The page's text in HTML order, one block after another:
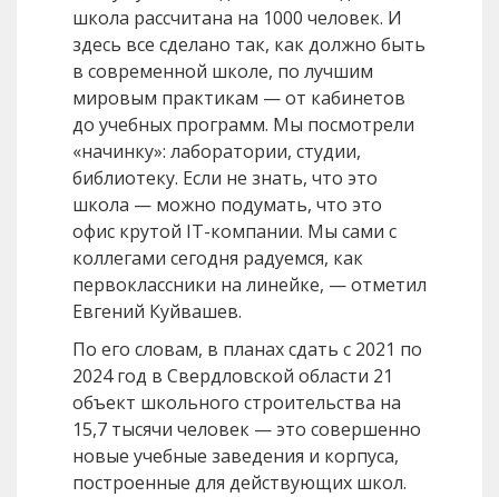
школа рассчитана на 1000 человек. И
здесь все сделано так, как должно быть
в современной школе, по лучшим
мировым практикам — от кабинетов
до учебных программ. Мы посмотрели
«начинку»: лаборатории, студии,
библиотеку. Если не знать, что это
школа — можно подумать, что это
офис крутой IT-компании. Мы сами с
коллегами сегодня радуемся, как
первоклассники на линейке, — отметил
Евгений Куйвашев.
По его словам, в планах сдать с 2021 по
2024 год в Свердловской области 21
объект школьного строительства на
15,7 тысячи человек — это совершенно
новые учебные заведения и корпуса,
построенные для действующих школ.